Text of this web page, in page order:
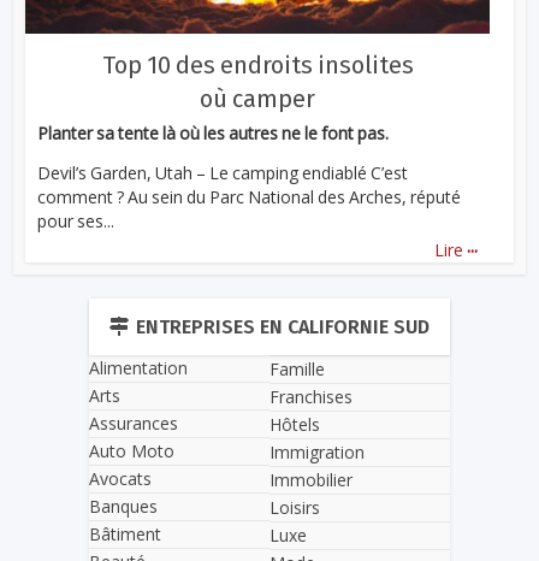
Top 10 des endroits insolites
où camper
Planter sa tente là où les autres ne le font pas.
Devil’s Garden, Utah – Le camping endiablé C’est
comment ? Au sein du Parc National des Arches, réputé
pour ses...
Lire ...
ENTREPRISES EN CALIFORNIE SUD
Alimentation
Arts
Assurances
Auto Moto
Avocats
Banques
Bâtiment
Famille
Franchises
Hôtels
Immigration
Immobilier
Loisirs
Luxe